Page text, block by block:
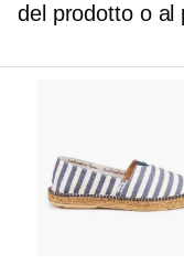
del prodotto o al